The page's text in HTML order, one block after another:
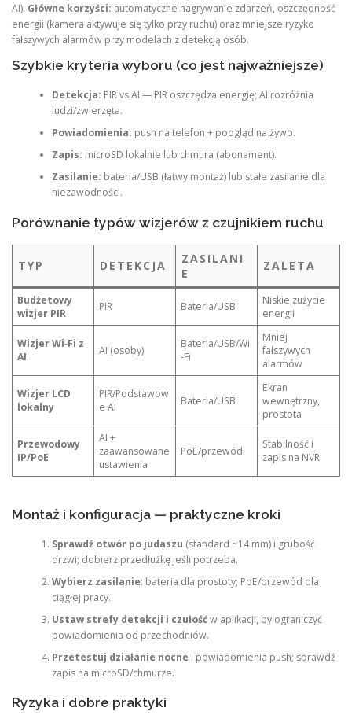
AI). Główne korzyści: automatyczne nagrywanie zdarzeń, oszczędność
energii (kamera aktywuje się tylko przy ruchu) oraz mniejsze ryzyko
fałszywych alarmów przy modelach z detekcją osób.
Szybkie kryteria wyboru (co jest najważniejsze)
Detekcja: PIR vs AI — PIR oszczędza energię; AI rozróżnia
ludzi/zwierzęta.
Powiadomienia: push na telefon + podgląd na żywo.
Zapis: microSD lokalnie lub chmura (abonament).
Zasilanie: bateria/USB (łatwy montaż) lub stałe zasilanie dla
niezawodności.
Porównanie typów wizjerów z czujnikiem ruchu
TYP DETEKCJA
ZASILANI
E
ZALETA
Budżetowy
wizjer PIR
PIR Bateria/USB
Niskie zużycie
energii
Wizjer Wi‑Fi z
AI
AI (osoby)
Bateria/USB/Wi
‑Fi
Mniej
fałszywych
alarmów
Wizjer LCD
lokalny
PIR/Podstawow
e AI
Bateria/USB
Ekran
wewnętrzny,
prostota
Przewodowy
IP/PoE
AI +
zaawansowane
ustawienia
PoE/przewód
Stabilność i
zapis na NVR
Montaż i konfiguracja — praktyczne kroki
Sprawdź otwór po judaszu (standard ~14 mm) i grubość
drzwi; dobierz przedłużkę jeśli potrzeba.
Wybierz zasilanie: bateria dla prostoty; PoE/przewód dla
ciągłej pracy.
Ustaw strefy detekcji i czułośćw aplikacji, by ograniczyć
powiadomienia od przechodniów.
Przetestuj działanie nocne i powiadomienia push; sprawdź
zapis na microSD/chmurze.
Ryzyka i dobre praktyki